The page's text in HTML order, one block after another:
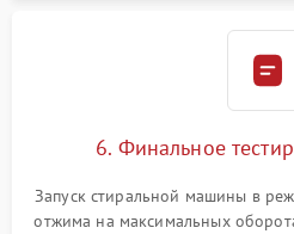
6. Финальное
Запуск стиральной машины в
отжима на максимальных